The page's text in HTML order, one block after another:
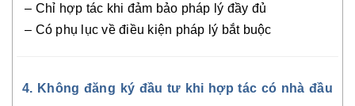
– Chỉ hợp tác khi đảm bảo pháp lý đầy đủ
– Có phụ lục về điều kiện pháp lý bắt buộc
4. Không đăng ký đầu tư khi hợp tác có nhà đầu